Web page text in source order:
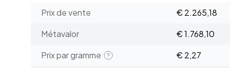
Prix de vente
€ 2.265,18
Métavalor
€ 1.768,10
Prix par gramme
€ 2,27